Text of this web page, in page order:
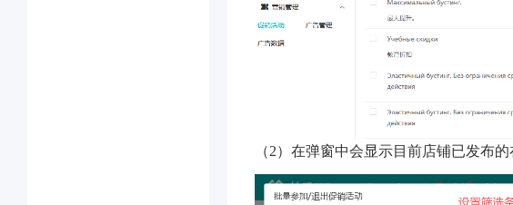
（2）在弹窗中会显示目前店铺已发布